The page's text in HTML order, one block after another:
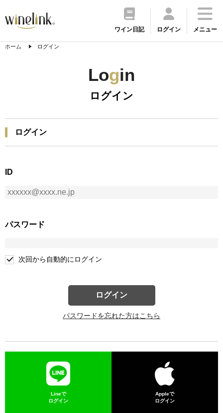
ワイン日記 ログイン メニュー
ホーム ログイン
Login
ログイン
ログイン
ID
パスワード
次回から自動的にログイン
ログイン
パスワードを忘れた方はこちら
Lineで
ログイン
Appleで
ログイン